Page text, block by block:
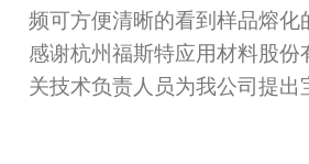
频可方便清晰的看到样品熔化
感谢杭州福斯特应用材料股
关技术负责人员为我公司提出